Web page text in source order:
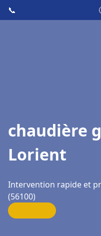
📞
chaudière
Lorient
Intervention rapide et
(56100)